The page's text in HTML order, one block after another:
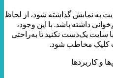
به نمایش گذاشته شود، از لحاظ
داشته باشد. با این وجود،
سایت یک‌دست نکنید تا به‌راحتی
کلیک مخاطب شود.
و کاربرد‌ها